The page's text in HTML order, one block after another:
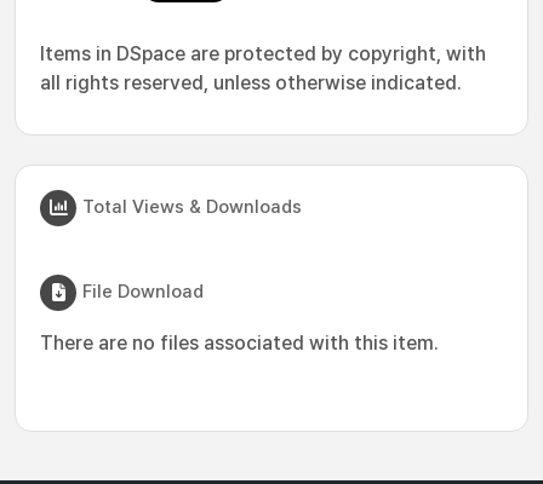
Items in DSpace are protected by copyright, with
all rights reserved, unless otherwise indicated.
Total Views & Downloads
File Download
There are no files associated with this item.